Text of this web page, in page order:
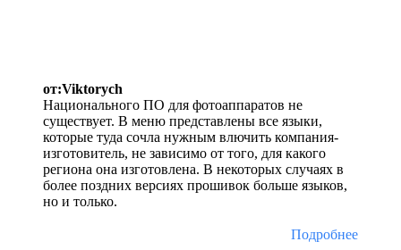
от:Viktorych
Национального ПО для фотоаппаратов не
существует. В меню представлены все языки,
которые туда сочла нужным влючить компания-
изготовитель, не зависимо от того, для какого
региона она изготовлена. В некоторых случаях в
более поздних версиях прошивок больше языков,
но и только.
Подробнее